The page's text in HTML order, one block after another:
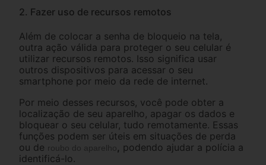
2. Fazer uso de recursos remotos
Além de colocar a senha de bloqueio na tela,
outra ação válida para proteger o seu celular é
utilizar recursos remotos. Isso significa usar
outros dispositivos para acessar o seu
smartphone por meio da rede de internet.
Por meio desses recursos, você pode obter a
localização de seu aparelho, apagar os dados e
bloquear o seu celular, tudo remotamente. Essas
funções podem ser úteis em situações de perda
ou de roubo do aparelho
podendo ajudar a polícia a
identificá-lo.